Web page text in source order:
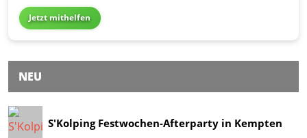
Jetzt mithelfen
NEU
S'Kolping Festwochen-Afterparty in Kempten